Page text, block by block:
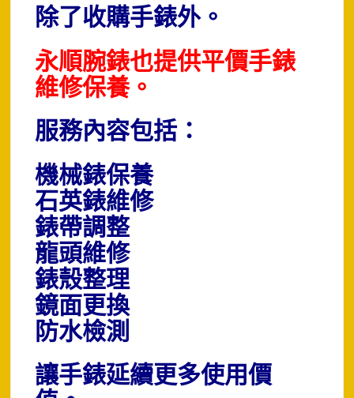
除了收購手錶外。
永順腕錶也提供平價手錶
維修保養。
服務內容包括：
機械錶保養
石英錶維修
錶帶調整
龍頭維修
錶殼整理
鏡面更換
防水檢測
讓手錶延續更多使用價